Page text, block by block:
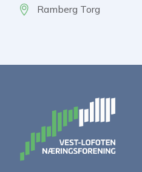
Ramberg Torg